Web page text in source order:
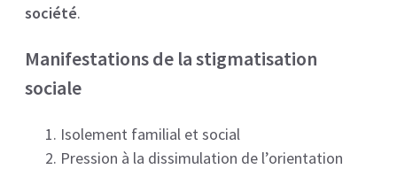
société.
Manifestations de la stigmatisation
sociale
Isolement familial et social
Pression à la dissimulation de l’orientation